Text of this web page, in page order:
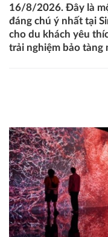
16/8/2026. Đây là
đáng chú ý nhất tại
cho du khách yêu
trải nghiệm bảo tàng